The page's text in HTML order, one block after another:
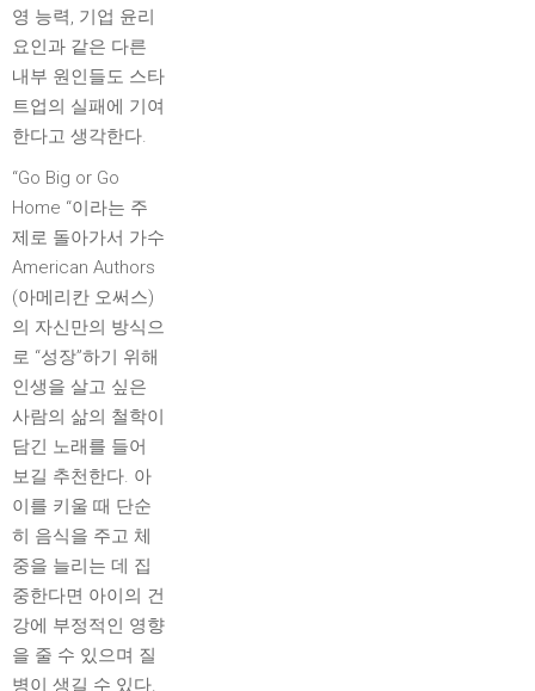
영 능력, 기업 윤리
요인과 같은 다른
내부 원인들도 스타
트업의 실패에 기여
한다고 생각한다.
“Go Big or Go
Home “이라는 주
제로 돌아가서 가수
American Authors
(아메리칸 오써스)
의 자신만의 방식으
로 “성장”하기 위해
인생을 살고 싶은
사람의 삶의 철학이
담긴 노래를 들어
보길 추천한다. 아
이를 키울 때 단순
히 음식을 주고 체
중을 늘리는 데 집
중한다면 아이의 건
강에 부정적인 영향
을 줄 수 있으며 질
병이 생길 수 있다.